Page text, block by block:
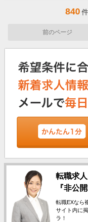
840
前のページ
転職求
『非公
転職EXなら
サイト内に
ラ！